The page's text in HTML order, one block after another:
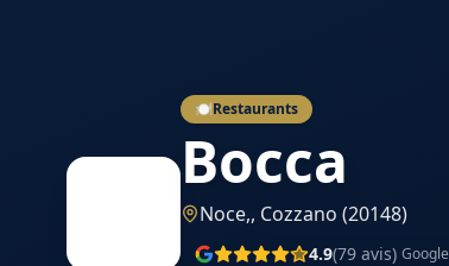
🍽️Restaurants
Bocca
Noce,, Cozzano (20148)
4.9(79 avis) Google